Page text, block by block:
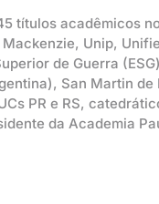
títulos acadêmicos
Unip,
de Guerra
San Martin
PR e RS,
da Academia